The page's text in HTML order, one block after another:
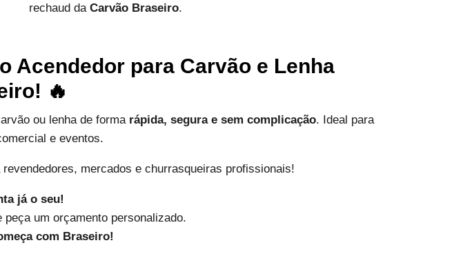
rechaud da Carvão Braseiro.
Acendedor para Carvão e Lenha
🔥
ou lenha de forma rápida, segura e sem complicação. Ideal para
e eventos.
mercados e churrasqueiras profissionais!
já o seu!
um orçamento personalizado.
com Braseiro!